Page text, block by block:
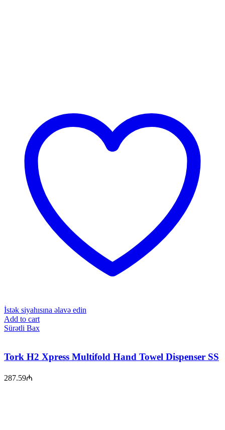
İstək siyahısına əlavə edin
Add to cart
Sürətli Bax
Tork H2 Xpress Multifold Hand Towel Dispenser SS
287.59₼